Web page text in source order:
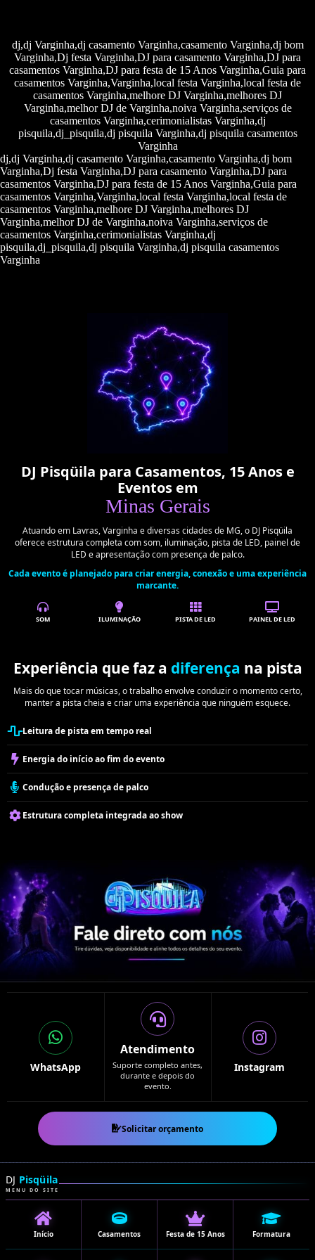
dj,dj Varginha,dj casamento Varginha,casamento Varginha,dj bom
Varginha,Dj festa Varginha,DJ para casamento Varginha,DJ para
casamentos Varginha,DJ para festa de 15 Anos Varginha,Guia para
casamentos Varginha,Varginha,local festa Varginha,local festa de
casamentos Varginha,melhore DJ Varginha,melhores DJ
Varginha,melhor DJ de Varginha,noiva Varginha,serviços de
casamentos Varginha,cerimonialistas Varginha,dj
pisquila,dj_pisquila,dj pisquila Varginha,dj pisquila casamentos
Varginha
dj,dj Varginha,dj casamento Varginha,casamento Varginha,dj bom
Varginha,Dj festa Varginha,DJ para casamento Varginha,DJ para
casamentos Varginha,DJ para festa de 15 Anos Varginha,Guia para
casamentos Varginha,Varginha,local festa Varginha,local festa de
casamentos Varginha,melhore DJ Varginha,melhores DJ
Varginha,melhor DJ de Varginha,noiva Varginha,serviços de
casamentos Varginha,cerimonialistas Varginha,dj
pisquila,dj_pisquila,dj pisquila Varginha,dj pisquila casamentos
Varginha
DJ Pisqüila para Casamentos, 15 Anos e
Eventos em
Minas Gerais
Atuando em Lavras, Varginha e diversas cidades de MG, o DJ Pisqüila
oferece estrutura completa com som, iluminação, pista de LED, painel de
LED e apresentação com presença de palco.
Cada evento é planejado para criar energia, conexão e uma experiência
marcante.
SOM ILUMINAÇÃO PISTA DE LED PAINEL DE LED
Experiência que faz a diferença na pista
Mais do que tocar músicas, o trabalho envolve conduzir o momento certo,
manter a pista cheia e criar uma experiência que ninguém esquece.
Leitura de pista em tempo real
Energia do início ao fim do evento
Condução e presença de palco
Estrutura completa integrada ao show
WhatsApp
Atendimento
Suporte completo antes,
durante e depois do
evento.
Instagram
Solicitar orçamento
DJ Pisqüila
MENU DO SITE
Início Casamentos Festa de 15 Anos Formatura